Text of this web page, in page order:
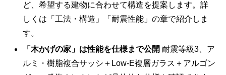
ど、希望する建物に合わせて構造を提案します。詳
しくは「工法・構造」「耐震性能」の章で紹介しま
す。
「木かげの家」は性能を仕様まで公開 耐震等級3、ア
ルミ・樹脂複合サッシ＋Low-E複層ガラス＋アルゴン